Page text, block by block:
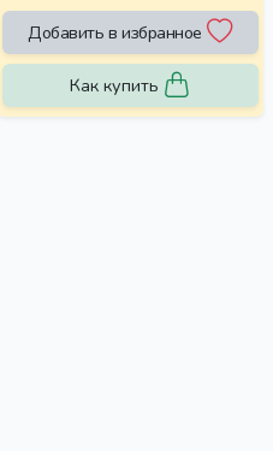
Добавить в избранное
Как купить